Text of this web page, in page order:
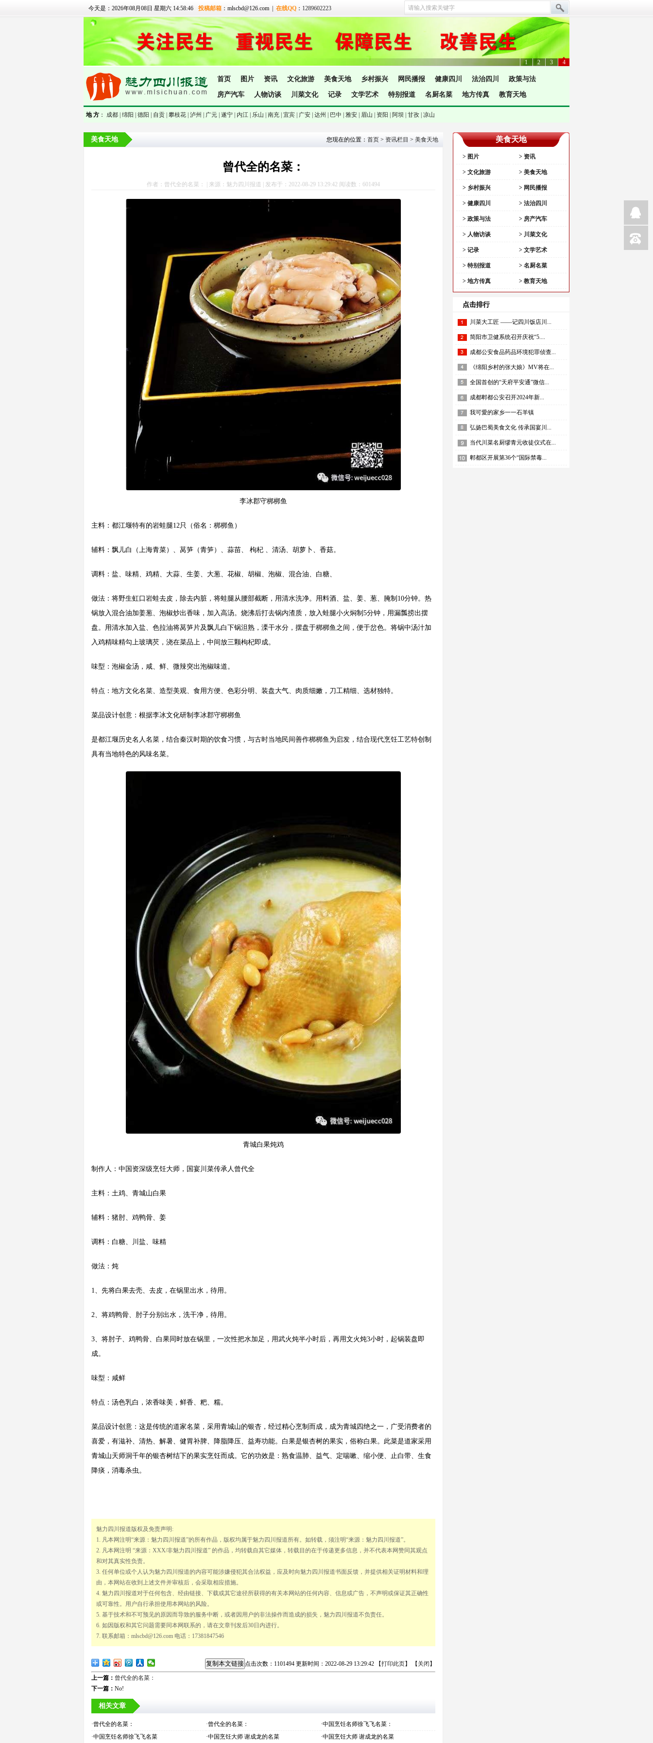
今天是：2026年08月08日 星期六 14:58:47 投稿邮箱 ：mlscbd@126.com | 在线QQ ： 1289602223
1 2 3 4
首页 图片 资讯 文化旅游 美食天地 乡村振兴 网民播报 健康四川 法治四川 政策与法
房产汽车 人物访谈 川菜文化 记录 文学艺术 特别报道 名厨名菜 地方传真 教育天地
地 方 ： 成都 | 绵阳 | 德阳 | 自贡 | 攀枝花 | 泸州 | 广元 | 遂宁 | 内江 | 乐山 | 南充 | 宜宾 | 广安 | 达州 | 巴中 | 雅安 | 眉山 | 资阳 | 阿坝 | 甘孜 | 凉山
美食天地
> 图片 > 资讯
> 文化旅游 > 美食天地
> 乡村振兴 > 网民播报
> 健康四川 > 法治四川
> 政策与法 > 房产汽车
> 人物访谈 > 川菜文化
> 记录 > 文学艺术
> 特别报道 > 名厨名菜
> 地方传真 > 教育天地
点击排行
川菜大工匠 ——记四川饭店川...
简阳市卫健系统召开庆祝“5....
成都公安食品药品环境犯罪侦查...
《绵阳乡村的张大娘》MV将在...
全国首创的“天府平安通”微信...
成都郫都公安召开2024年新...
我可愛的家乡一一石羊镇
弘扬巴蜀美食文化 传承国宴川...
当代川菜名厨缪青元收徒仪式在...
郫都区开展第36个“国际禁毒...
美食天地 您现在的位置： 首页 > 资讯栏目 > 美食天地
曾代全的名菜：
作者：曾代全的名菜： | 来源：魅力四川报道 | 发布于：2022-08-29 13:29:42 阅读数：601 494
李冰郡守梆梆鱼
主料：都江堰特有的岩蛙腿12只（俗名：梆梆鱼）
辅料：飘儿白（上海青菜）、莴笋（青笋）、蒜苗、 枸杞 、清汤、胡萝卜、香菇。
调料：盐、味精、鸡精、大蒜、生姜、大葱、花椒、胡椒、泡椒、混合油、白糖、
做法：将野生虹口岩蛙去皮，除去内脏，将蛙腿从腰部截断，用清水洗净。用料酒、盐、姜、葱、腌制10分钟。热
锅放入混合油加姜葱、泡椒炒出香味，加入高汤。烧沸后打去锅内渣质，放入蛙腿小火焖制5分钟，用漏瓢捞出摆
盘。用清水加入盐、色拉油将莴笋片及飘儿白下锅泹熟，溧干水分，摆盘于梆梆鱼之间，便于岔色。将锅中汤汁加
入鸡精味精勾上玻璃芡，浇在菜品上，中间放三颗枸杞即成。
味型：泡椒金汤，咸、鲜、微辣突出泡椒味道。
特点：地方文化名菜、造型美观、食用方便、色彩分明、装盘大气、肉质细嫩，刀工精细、选材独特。
菜品设计创意：根据李冰文化研制李冰郡守梆梆鱼
是都江堰历史名人名菜，结合秦汉时期的饮食习惯，与古时当地民间善作梆梆鱼为启发，结合现代烹饪工艺特创制
具有当地特色的风味名菜。
青城白果炖鸡
制作人：中国资深级烹饪大师，国宴川菜传承人曾代全
主料：土鸡、青城山白果
辅料：猪肘、鸡鸭骨、姜
调料：白糖、川盐、味精
做法：炖
1、先将白果去壳、去皮，在锅里出水，待用。
2、将鸡鸭骨、肘子分别出水，洗干净，待用。
3、将肘子、鸡鸭骨、白果同时放在锅里，一次性把水加足，用武火炖半小时后，再用文火炖3小时，起锅装盘即
成。
味型：咸鲜
特点：汤色乳白，浓香味美，鲜香、粑、糯。
菜品设计创意：这是传统的道家名菜，采用青城山的银杏，经过精心烹制而成，成为青城四绝之一，广受消费者的
喜爱，有滋补、清热、解暑、健胃补脾、降脂降压、益寿功能。白果是银杏树的果实，俗称白果。此菜是道家采用
青城山天师洞千年的银杏树结下的果实烹饪而成。它的功效是：熟食温肺、益气、定喘嗽、缩小便、止白带、生食
降痰，消毒杀虫。
魅力四川报道版权及免责声明:
1. 凡本网注明“来源：魅力四川报道”的所有作品，版权均属于魅力四川报道所有。如转载，须注明“来源：魅力四川报道”。
2. 凡本网注明 “来源：XXX/非魅力四川报道” 的作品，均转载自其它媒体，转载目的在于传递更多信息，并不代表本网赞同其观点
和对其真实性负责。
3. 任何单位或个人认为魅力四川报道的内容可能涉嫌侵犯其合法权益，应及时向魅力四川报道书面反馈，并提供相关证明材料和理
由，本网站在收到上述文件并审核后，会采取相应措施。
4. 魅力四川报道对于任何包含、经由链接、下载或其它途径所获得的有关本网站的任何内容、信息或广告，不声明或保证其正确性
或可靠性。用户自行承担使用本网站的风险。
5. 基于技术和不可预见的原因而导致的服务中断，或者因用户的非法操作而造成的损失，魅力四川报道不负责任。
6. 如因版权和其它问题需要同本网联系的，请在文章刊发后30日内进行。
7. 联系邮箱：mlscbd@126.com 电话：17381847546
复制本文链接 点击次数： 1101494 更新时间：2022-08-29 13:29:42 【打印此页】 【 关闭 】
上一篇： 曾代全的名菜：
下一篇： No!
相关文章
·曾代全的名菜： ·曾代全的名菜：
·中国烹饪名师徐飞飞名菜：
·中国烹饪名师徐飞飞名菜
·中国烹饪大师 谢成龙的名菜 ·中国烹饪大师 谢成龙的名菜